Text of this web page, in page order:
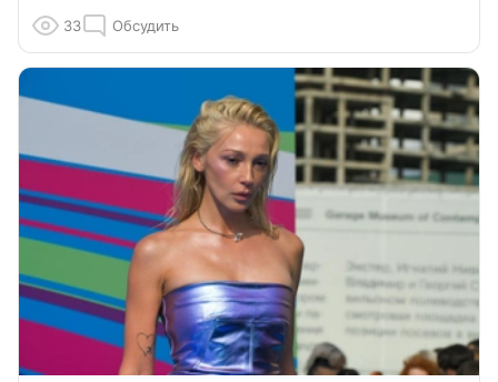
33 Обсудить